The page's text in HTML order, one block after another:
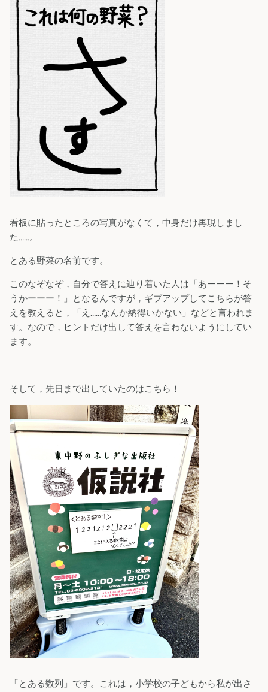
看板に貼ったところの写真がなくて，中身だけ再現しまし
た……。
とある野菜の名前です。
このなぞなぞ，自分で答えに辿り着いた人は「あーーー！そ
うかーーー！」となるんですが，ギブアップしてこちらが答
えを教えると，「え……なんか納得いかない」などと言われま
す。なので，ヒントだけ出して答えを言わないようにしてい
ます。
そして，先日まで出していたのはこちら！
「とある数列」です。これは，小学校の子どもから私が出さ